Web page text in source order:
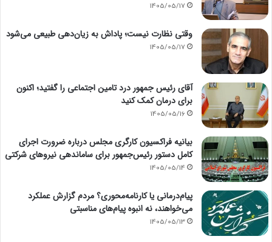
1405/05/17
وقتی نظارت نیست؛ پاداش به زیان‌دهی طبیعی می‌شود
1405/05/17
آقای رئیس جمهور درد تامین اجتماعی را گفتید؛ اکنون
برای درمان کمک کنید
1405/05/16
بیانیه فراکسیون کارگری مجلس درباره ضرورت اجرای
کامل دستور رئیس‌جمهور برای ساماندهی نیروهای شرکتی
1405/05/14
پیام‌درمانی یا کارنامه‌محوری؟ مردم گزارش عملکرد
می‌خواهند، نه انبوه پیام‌های مناسبتی
1405/05/13